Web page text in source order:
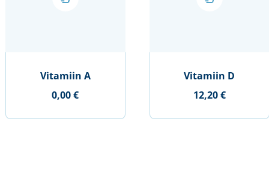
Vitamiin A
0,00 €
Vitamiin D
12,20 €